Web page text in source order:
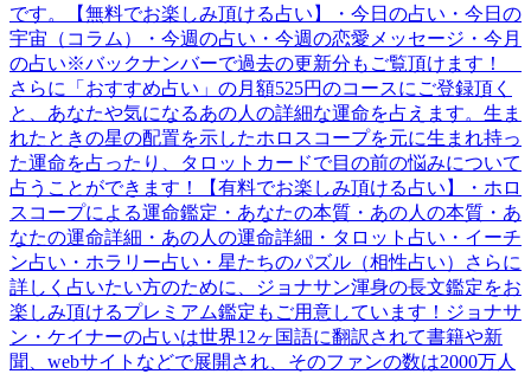
です。【無料でお楽しみ頂ける占い】・今日の占い・今日の
宇宙（コラム）・今週の占い・今週の恋愛メッセージ・今月
の占い※バックナンバーで過去の更新分もご覧頂けます！
さらに「おすすめ占い」の月額525円のコースにご登録頂く
と、あなたや気になるあの人の詳細な運命を占えます。生ま
れたときの星の配置を示したホロスコープを元に生まれ持っ
た運命を占ったり、タロットカードで目の前の悩みについて
占うことができます！【有料でお楽しみ頂ける占い】・ホロ
スコープによる運命鑑定・あなたの本質・あの人の本質・あ
なたの運命詳細・あの人の運命詳細・タロット占い・イーチ
ン占い・ホラリー占い・星たちのパズル（相性占い）さらに
詳しく占いたい方のために、ジョナサン渾身の長文鑑定をお
楽しみ頂けるプレミアム鑑定もご用意しています！ジョナサ
ン・ケイナーの占いは世界12ヶ国語に翻訳されて書籍や新
聞、webサイトなどで展開され、そのファンの数は2000万人